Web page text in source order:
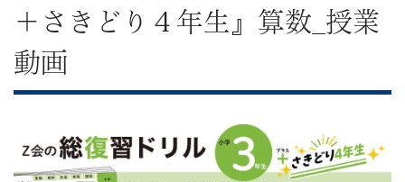
書
か
語
＋さきどり４年生』算数_授業
動画